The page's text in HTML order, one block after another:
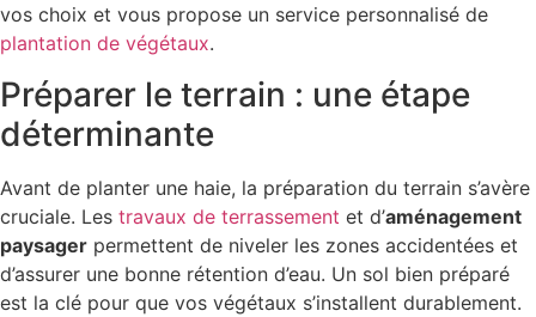
vos choix et vous propose un service personnalisé de
plantation de végétaux.
Préparer le terrain : une étape
déterminante
Avant de planter une haie, la préparation du terrain s’avère
cruciale. Les travaux de terrassement et d’aménagement
paysager permettent de niveler les zones accidentées et
d’assurer une bonne rétention d’eau. Un sol bien préparé
est la clé pour que vos végétaux s’installent durablement.